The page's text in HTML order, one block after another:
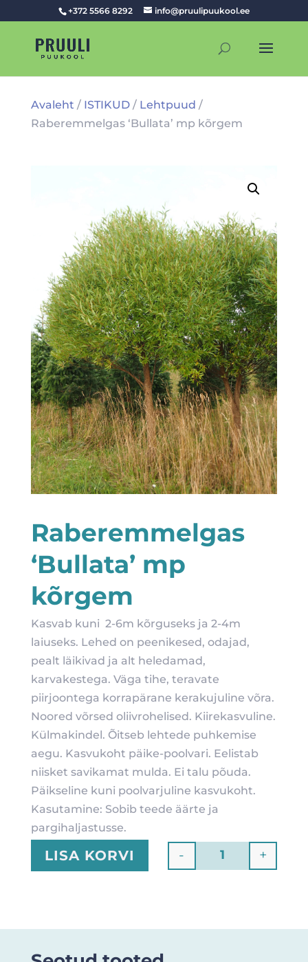
+372 5566 8292 info@pruulipuukool.ee
Avaleht / ISTIKUD/ Lehtpuud /
Raberemmelgas ‘Bullata’ mp kõrgem
Raberemmelgas
‘Bullata’ mp
kõrgem
Kasvab kuni 2-6m kõrguseks ja 2-4m
laiuseks. Lehed on peenikesed, odajad,
pealt läikivad ja alt heledamad,
karvakestega. Väga tihe, teravate
piirjoontega korrapärane kerakujuline võra.
Noored võrsed oliivrohelised. Kiirekasvuline.
Külmakindel. Õitseb lehtede puhkemise
aegu. Kasvukoht päike-poolvari. Eelistab
niisket savikamat mulda. Ei talu põuda.
Päikseline kuni poolvarjuline kasvukoht.
Kasutamine: Sobib teede äärte ja
pargihaljastusse.
Quantity
- +
LISA KORVI